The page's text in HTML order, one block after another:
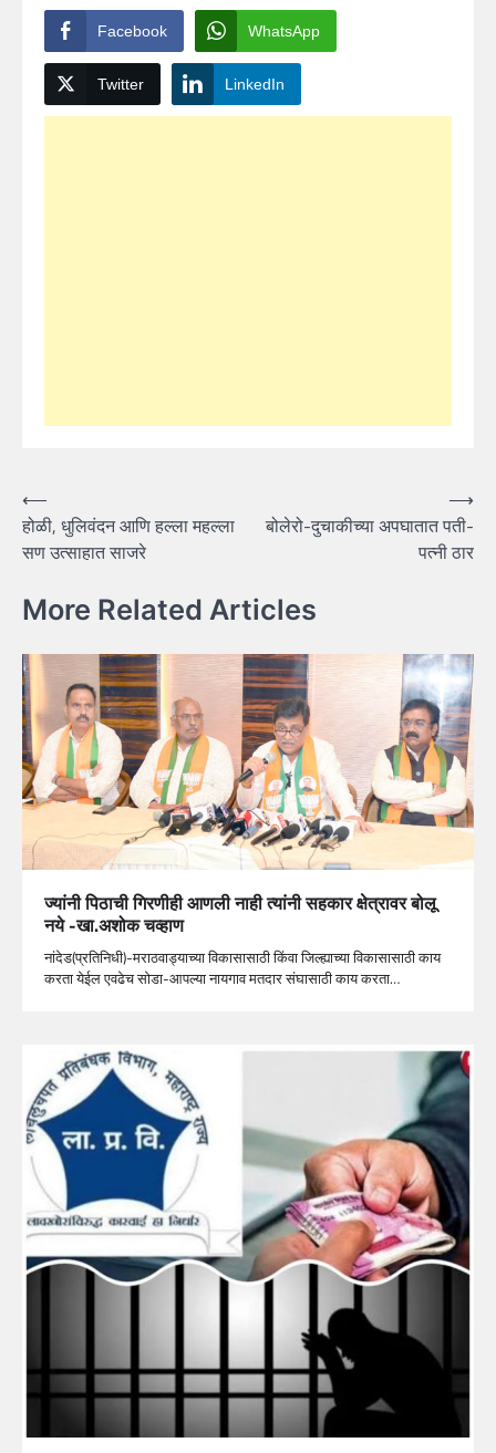
Facebook WhatsApp
Twitter LinkedIn
Post
navigation
⟵
होळी, धुलिवंदन आणि हल्ला महल्ला
सण उत्साहात साजरे
बोलेरो-दुचाकीच्या अपघातात पती-
पत्नी ठार
⟶
More Related Articles
ज्यांनी पिठाची गिरणीही आणली नाही त्यांनी सहकार क्षेत्रावर बोलू
नये -खा.अशोक चव्हाण
नांदेड(प्रतिनिधी)-मराठवाड्याच्या विकासासाठी किंवा जिल्ह्याच्या विकासासाठी काय
करता येईल एवढेच सोडा-आपल्या नायगाव मतदार संघासाठी काय करता…